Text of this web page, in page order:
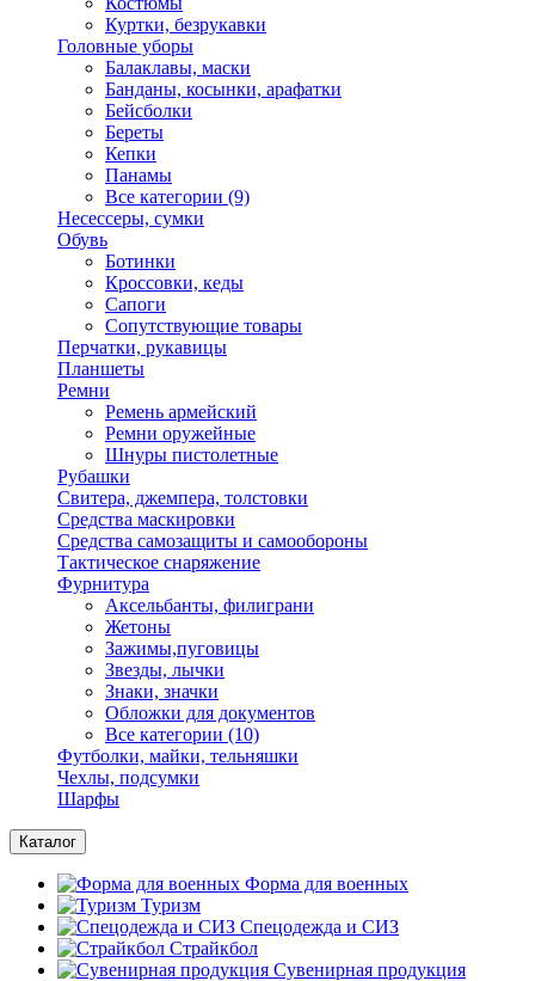
Куртки, безрукавки
Головные уборы
Балаклавы, маски
Банданы, косынки, арафатки
Бейсболки
Береты
Кепки
Панамы
Все категории (9)
Несессеры, сумки
Обувь
Ботинки
Кроссовки, кеды
Сапоги
Сопутствующие товары
Перчатки, рукавицы
Планшеты
Ремни
Ремень армейский
Ремни оружейные
Шнуры пистолетные
Рубашки
Свитера, джемпера, толстовки
Средства маскировки
Средства самозащиты и самообороны
Тактическое снаряжение
Фурнитура
Аксельбанты, филиграни
Жетоны
Зажимы,пуговицы
Звезды, лычки
Знаки, значки
Обложки для документов
Все категории (10)
Футболки, майки, тельняшки
Чехлы, подсумки
Шарфы
Каталог
Форма для военных
Туризм
Спецодежда и СИЗ
Страйкбол
Сувенирная продукция